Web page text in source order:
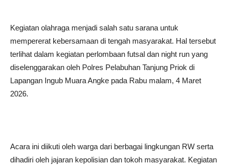
Kegiatan olahraga menjadi salah satu sarana untuk
mempererat kebersamaan di tengah masyarakat. Hal tersebut
terlihat dalam kegiatan perlombaan futsal dan night run yang
diselenggarakan oleh Polres Pelabuhan Tanjung Priok di
Lapangan Ingub Muara Angke pada Rabu malam, 4 Maret
2026.
Acara ini diikuti oleh warga dari berbagai lingkungan RW serta
dihadiri oleh jajaran kepolisian dan tokoh masyarakat. Kegiatan